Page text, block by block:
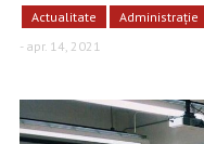
Actualitate Administrație
- apr. 14, 2021